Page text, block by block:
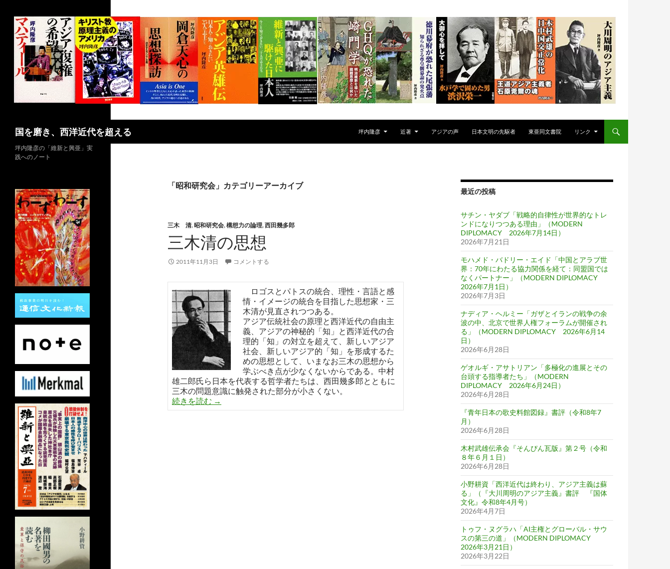
国を磨き、西洋近代を超える 坪内隆彦 近著 アジアの声 日本文明の先駆者 東亜同文書院 リンク
「昭和研究会」カテゴリーアーカイブ
三木 清,昭和研究会,構想力の論理,西田幾多郎
三木清の思想
2011年11月3日 コメントする
ロゴスとパトスの統合、理性・言語と感
情・イメージの統合を目指した思想家・三
木清が見直されつつある。
アジア伝統社会の原理と西洋近代の自由主
義、アジアの神秘的「知」と西洋近代の合
理的「知」の対立を超えて、新しいアジア
社会、新しいアジア的「知」を形成するた
めの思想として、いまなお三木の思想から
学ぶべき点が少なくないからである。中村
雄二郎氏ら日本を代表する哲学者たちは、西田幾多郎とともに
三木の問題意識に触発された部分が小さくない。
続きを読む 三木清の思想
→
最近の投稿
サチン・ヤダブ「戦略的自律性が世界的なトレ
ンドになりつつある理由」（MODERN
DIPLOMACY 2026年7月14日）
2026年7月21日
モハメド・バドリー・エイド「中国とアラブ世
界：70年にわたる協力関係を経て：同盟国では
なくパートナー」（MODERN DIPLOMACY
2026年7月1日）
2026年7月3日
ナディア・ヘルミー「ガザとイランの戦争の余
波の中、北京で世界人権フォーラムが開催され
る」（MODERN DIPLOMACY 2026年6月14
日）
2026年6月28日
ゲオルギ・アサトリアン「多極化の進展とその
台頭する指導者たち」（MODERN
DIPLOMACY 2026年6月24日）
2026年6月28日
『青年日本の歌史料館図録』書評（令和8年7
月）
2026年6月28日
木村武雄伝承会『そんぴん瓦版』第２号（令和
８年６月１日）
2026年6月28日
小野耕資「西洋近代は終わり、アジア主義は蘇
る」（『大川周明のアジア主義』書評 『国体
文化』令和8年4月号）
2026年4月7日
トゥフ・ヌグラハ「AI主権とグローバル・サウ
スの第三の道」（MODERN DIPLOMACY
2026年3月21日）
2026年3月22日
坪内隆彦の「維新と興亜」実
践へのノート